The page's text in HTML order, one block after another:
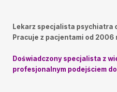
Lekarz specjalista psychiatra
Pracuje z pacjentami od 2006
Doświadczony specjalista z
profesjonalnym podejściem